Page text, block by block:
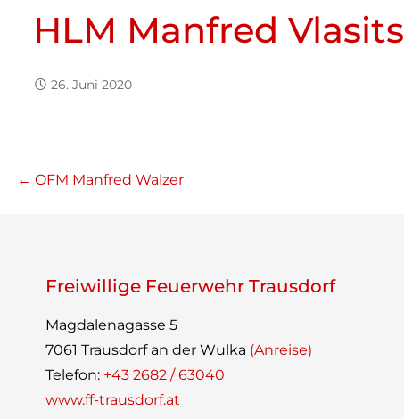
HLM Man­fred Vlasits
26. Juni 2020
Beitragsnavigation
← OFM Man­fred Walzer
Frei­wil­lige Feu­er­wehr Trausdorf
Mag­da­le­na­gasse 5
7061 Traus­dorf an der Wulka (Anreise)
Tele­fon: +43 2682 / 63040
www.ff-trausdorf.at